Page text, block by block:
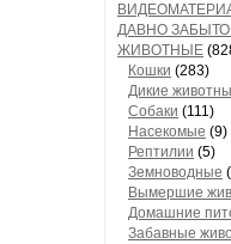
ДАВНО
ЖИВОТНЫЕ
Кошки (283)
Дикие
Собаки (111)
Насекомые (9)
Рептилии (5)
Земноводные
Вымершие
Домашние
Забавные